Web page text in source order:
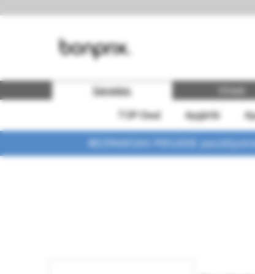
Sievietes
TOP-Deal Apģērbi
Vīrieši
BEZMAKSAS PIEGĀDE